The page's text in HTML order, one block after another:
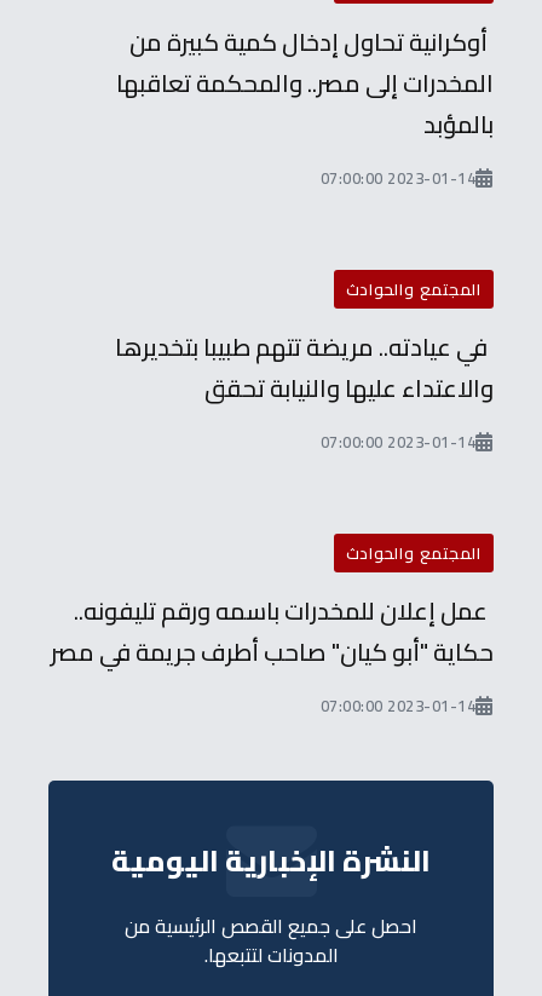
أوكرانية تحاول إدخال كمية كبيرة من
المخدرات إلى مصر.. والمحكمة تعاقبها
بالمؤبد
2023-01-14 07:00:00
المجتمع والحوادث
في عيادته.. مريضة تتهم طبيبا بتخديرها
والاعتداء عليها والنيابة تحقق
2023-01-14 07:00:00
المجتمع والحوادث
عمل إعلان للمخدرات باسمه ورقم تليفونه..
حكاية "أبو كيان" صاحب أطرف جريمة في مصر
2023-01-14 07:00:00
النشرة الإخبارية اليومية
احصل على جميع القصص الرئيسية من
المدونات لتتبعها.